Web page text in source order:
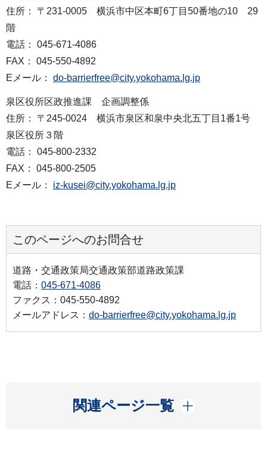
住所： 〒231-0005 横浜市中区本町6丁目50番地の10 29
階
電話： 045-671-4086
FAX： 045-550-4892
Eメール： do-barrierfree@city.yokohama.lg.jp
泉区役所区政推進課 企画調整係
住所： 〒245-0024 横浜市泉区和泉中央北五丁目1番1号
泉区役所３階
電話： 045-800-2332
FAX： 045-800-2505
Eメール： iz-kusei@city.yokohama.lg.jp
このページへのお問合せ
道路・交通政策局交通政策部道路政策課
電話： 045-671-4086
ファクス：045-550-4892
メールアドレス： do-barrierfree@city.yokohama.lg.jp
関連ページ一覧
開く